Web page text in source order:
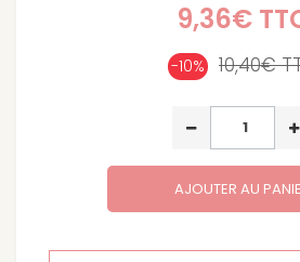
9,36€
-10% 10,40€
AJOUTER AU